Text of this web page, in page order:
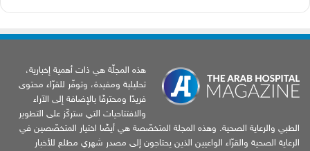
هذه المجلّة هي ذات أهمية إخبارية،
تحليلية ومفيدة، وتوفّر للقرّاء محتوى
فريدًا ومحترفًا بالإضافة إلى الآراء
والافتتاحيات التي ستركّز على التطوير
الطبي والرعاية الصحية. وهذه المجلة المتخصّصة هي أيضًا اختيار المتخصّصين في
الرعاية الصحية والقرّاء الواعيين الذين يحتاجون إلى مصدر شهري مطلع للأخبار